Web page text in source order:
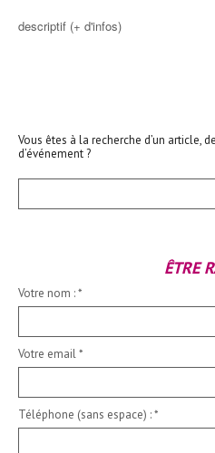
descriptif (+ d'infos)
Vous êtes à la recherche d’un article,
d’événement ?
ÊTRE
Votre nom :*
Votre email*
Téléphone (sans espace) :*